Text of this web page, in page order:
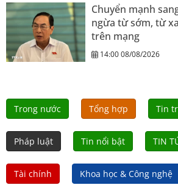
Chuyển mạnh
ngừa từ sớm, từ
trên mạng
14:00 08/08/2026
Trong nước Tổng hợp Tin
Pháp luật Tin nổi bật TIN
Tài chính Khoa học & Công nghệ